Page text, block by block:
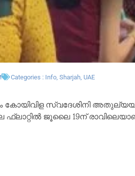
Categories : Info Sharjah UAE
സ്വദേശിനി
ഫ്ലാറ്റിൽ ജൂലൈ 19ന്